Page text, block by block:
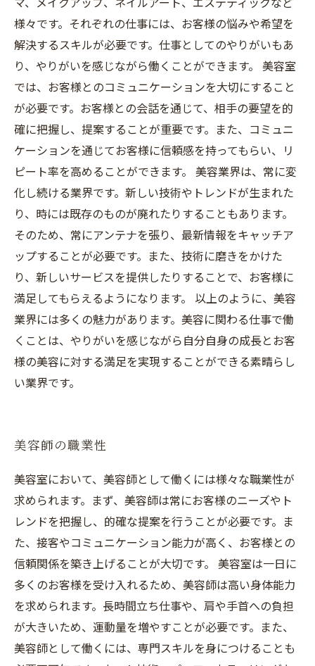
様々です。それぞれの仕事には、お客様の悩みや希望を
解決するスキルが必要です。仕事としてのやりがいもあ
り、やりがいを感じながら働くことができます。 美容室
では、お客様とのコミュニケーションを大切にすること
が必要です。お客様との会話を通じて、相手の要望を的
確に把握し、提案することが重要です。また、コミュニ
ケーションを通じてお客様に信頼感を持ってもらい、リ
ピート率を高めることができます。 美容業界は、常に変
化し続ける業界です。新しい技術やトレンドが生まれた
り、時には既存のものが廃れたりすることもあります。
そのため、常にアンテナを張り、最新情報をキャッチア
ップすることが必要です。また、技術に磨きをかけた
り、新しいサービスを提供したりすることで、お客様に
満足してもらえるようになります。 以上のように、美容
業界には多くの魅力があります。美容に関わる仕事で働
くことは、やりがいを感じながら自分自身の成長とお客
様の美容に対する満足を実現することができる素晴らし
い業界です。
美容師の職業性
美容室において、美容師として働くには様々な職業性が
求められます。まず、美容師は常にお客様のニーズやト
レンドを把握し、的確な提案を行うことが必要です。ま
た、接客やコミュニケーション能力が高く、お客様との
信頼関係を築き上げることが大切です。 美容室は一日に
多くのお客様を受け入れるため、美容師は高い身体能力
を求められます。長時間立ち仕事や、肩や手首への負担
が大きいため、運動量を増やすことが必要です。また、
美容師として働くには、専門スキルを身につけることも